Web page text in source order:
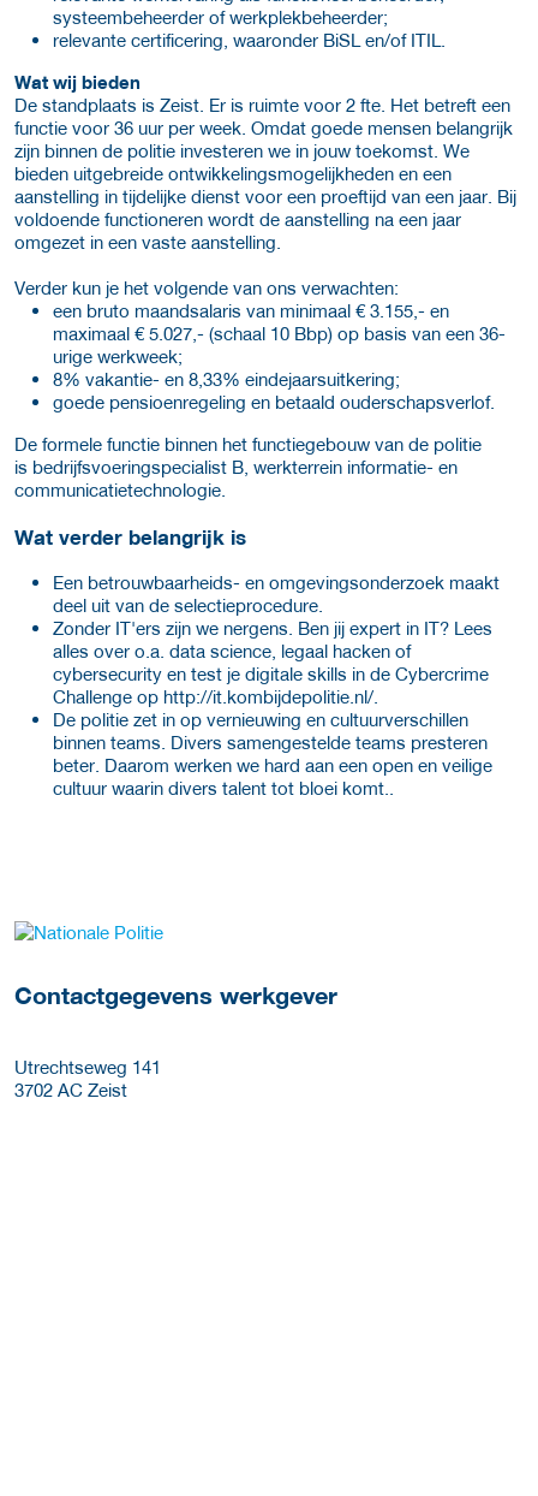
systeembeheerder of werkplekbeheerder;
relevante certificering, waaronder BiSL en/of ITIL.
Wat wij bieden
De standplaats is Zeist. Er is ruimte voor 2 fte. Het betreft een
functie voor 36 uur per week. Omdat goede mensen belangrijk
zijn binnen de politie investeren we in jouw toekomst. We
bieden uitgebreide ontwikkelingsmogelijkheden en een
aanstelling in tijdelijke dienst voor een proeftijd van een jaar. Bij
voldoende functioneren wordt de aanstelling na een jaar
omgezet in een vaste aanstelling.
Verder kun je het volgende van ons verwachten:
een bruto maandsalaris van minimaal € 3.155,- en
maximaal € 5.027,- (schaal 10 Bbp) op basis van een 36-
urige werkweek;
8% vakantie- en 8,33% eindejaarsuitkering;
goede pensioenregeling en betaald ouderschapsverlof.
De formele functie binnen het functiegebouw van de politie
is bedrijfsvoeringspecialist B, werkterrein informatie- en
communicatietechnologie.
Wat verder belangrijk is
Een betrouwbaarheids- en omgevingsonderzoek maakt
deel uit van de selectieprocedure.
Zonder IT'ers zijn we nergens. Ben jij expert in IT? Lees
alles over o.a. data science, legaal hacken of
cybersecurity en test je digitale skills in de Cybercrime
Challenge op http://it.kombijdepolitie.nl/.
De politie zet in op vernieuwing en cultuurverschillen
binnen teams. Divers samengestelde teams presteren
beter. Daarom werken we hard aan een open en veilige
cultuur waarin divers talent tot bloei komt..
Meer werkgever details
Contactgegevens werkgever
Utrechtseweg 141
3702 AC Zeist